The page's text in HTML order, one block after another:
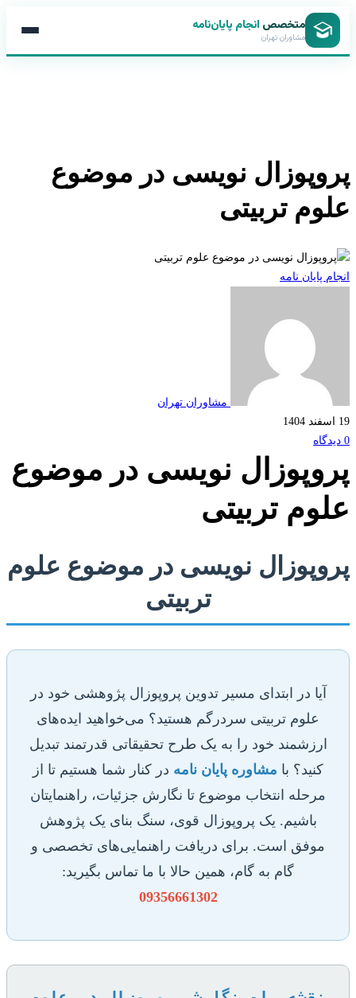
متخصصانجام پایان‌نامه
مشاوران تهران
نویسی در موضوع
تربیتی
پایان نامه
مشاوران تهران
نویسی در موضوع
تربیتی
نویسی در موضوع علوم
تربیتی
آیا در ابتدای مسیر تدوین پروپوزال پژوهشی خود در
علوم تربیتی سردرگم هستید؟ می‌خواهید ایده‌های
ارزشمند خود را به یک طرح تحقیقاتی قدرتمند تبدیل
کنید؟ بامشاوره پایان نامه در کنار شما هستیم تا از
مرحله انتخاب موضوع تا نگارش جزئیات، راهنمایتان
باشیم. یک پروپوزال قوی، سنگ بنای یک پژوهش
موفق است. برای دریافت راهنمایی‌های تخصصی و
گام به گام، همین حالا با ما تماس بگیرید:
09356661302